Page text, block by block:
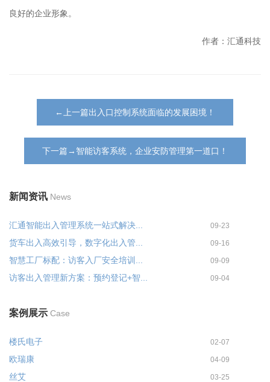
良好的企业形象。
作者：汇通科技
←上一篇出入口控制系统面临的发展困境！
下一篇→智能访客系统，企业安防管理第一道口！
新闻资讯 News
汇通智能出入管理系统一站式解决... 09-23
货车出入高效引导，数字化出入管... 09-16
智慧工厂标配：访客入厂安全培训... 09-09
访客出入管理新方案：预约登记+智... 09-04
案例展示 Case
楼氏电子 02-07
欧瑞康 04-09
丝艾 03-25